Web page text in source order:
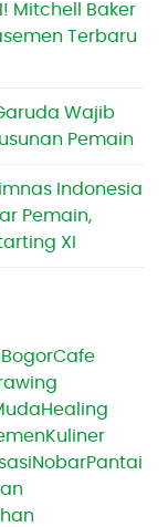
Mitchell Baker
Terbaru
Wajib
Pemain
Indonesia
Pemain,
XI
BogorCafe
Healing
Kuliner
NobarPantai